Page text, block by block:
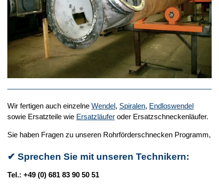
Wir fertigen auch einzelne Wendel, Spiralen, Endloswendel
sowie Ersatzteile wie Ersatzläufer oder Ersatzschneckenläufer.
Sie haben Fragen zu unseren Rohrförderschnecken Programm,
✔ Sprechen Sie mit unseren Technikern:
Tel.: +49 (0) 681 83 90 50 51